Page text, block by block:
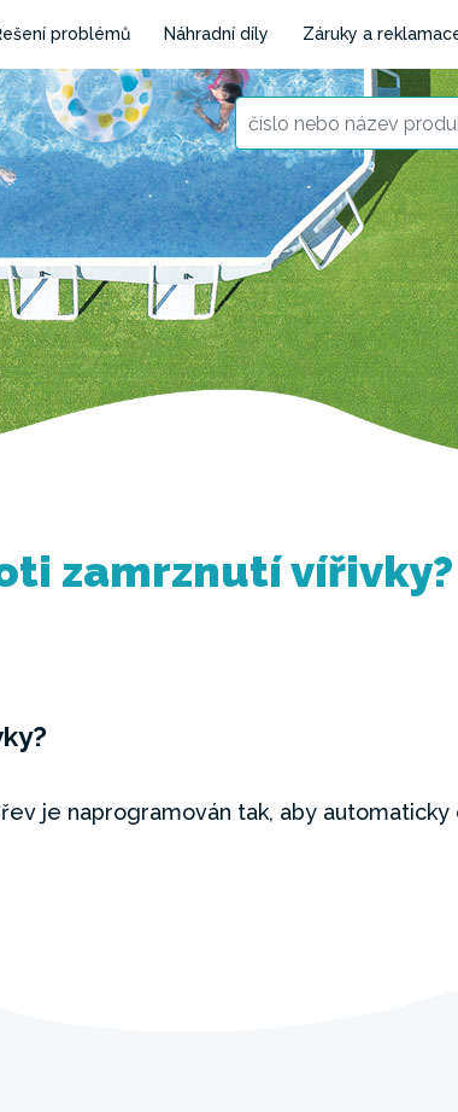
problémů Náhradní díly Záruky a
zamrznutí vířivky?
je naprogramován tak, aby automaticky